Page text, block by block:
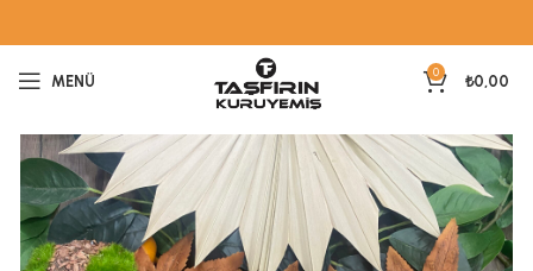
MENÜ 0 ₺0,00